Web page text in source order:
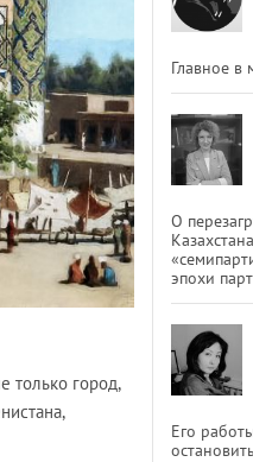
только город,
Главное в
О
эпохи
Его